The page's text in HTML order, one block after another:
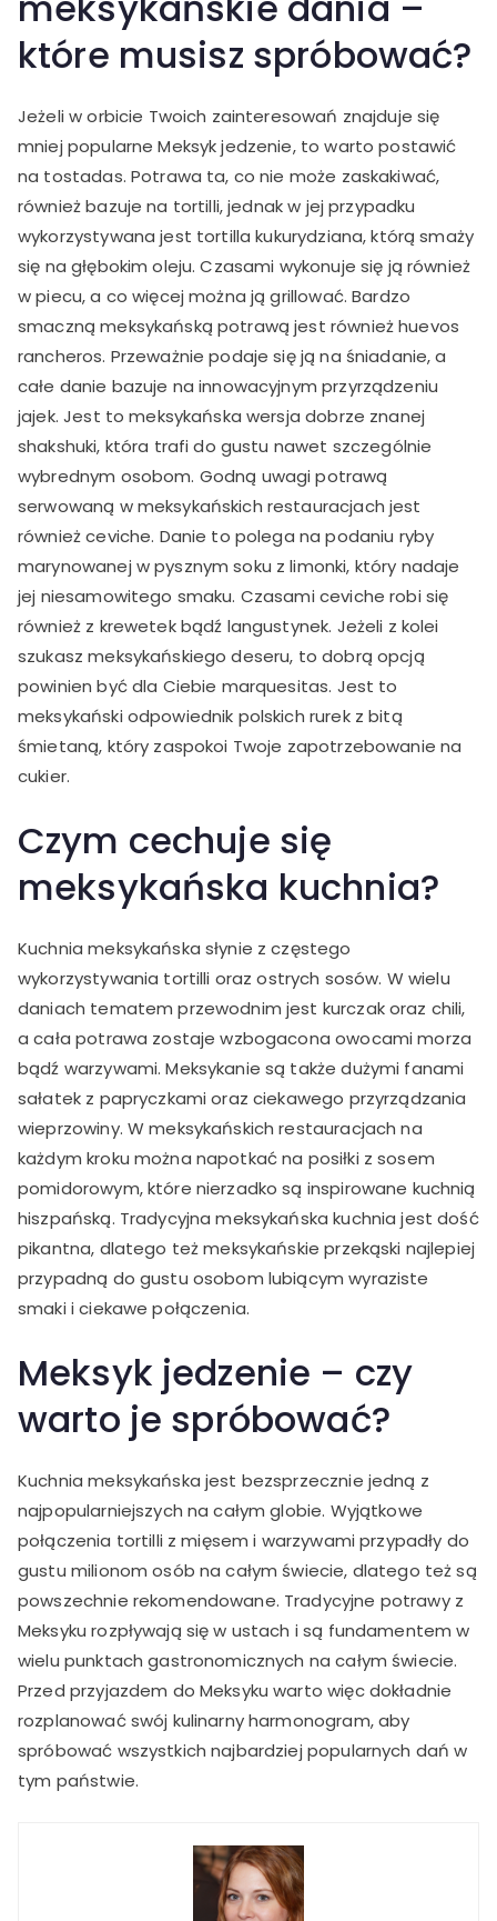
które musisz spróbować?
Jeżeli w orbicie Twoich zainteresowań znajduje się
mniej popularne Meksyk jedzenie, to warto postawić
na tostadas. Potrawa ta, co nie może zaskakiwać,
również bazuje na tortilli, jednak w jej przypadku
wykorzystywana jest tortilla kukurydziana, którą smaży
się na głębokim oleju. Czasami wykonuje się ją również
w piecu, a co więcej można ją grillować. Bardzo
smaczną meksykańską potrawą jest również huevos
rancheros. Przeważnie podaje się ją na śniadanie, a
całe danie bazuje na innowacyjnym przyrządzeniu
jajek. Jest to meksykańska wersja dobrze znanej
shakshuki, która trafi do gustu nawet szczególnie
wybrednym osobom. Godną uwagi potrawą
serwowaną w meksykańskich restauracjach jest
również ceviche. Danie to polega na podaniu ryby
marynowanej w pysznym soku z limonki, który nadaje
jej niesamowitego smaku. Czasami ceviche robi się
również z krewetek bądź langustynek. Jeżeli z kolei
szukasz meksykańskiego deseru, to dobrą opcją
powinien być dla Ciebie marquesitas. Jest to
meksykański odpowiednik polskich rurek z bitą
śmietaną, który zaspokoi Twoje zapotrzebowanie na
cukier.
Czym cechuje się
meksykańska kuchnia?
Kuchnia meksykańska słynie z częstego
wykorzystywania tortilli oraz ostrych sosów. W wielu
daniach tematem przewodnim jest kurczak oraz chili,
a cała potrawa zostaje wzbogacona owocami morza
bądź warzywami. Meksykanie są także dużymi fanami
sałatek z papryczkami oraz ciekawego przyrządzania
wieprzowiny. W meksykańskich restauracjach na
każdym kroku można napotkać na posiłki z sosem
pomidorowym, które nierzadko są inspirowane kuchnią
hiszpańską. Tradycyjna meksykańska kuchnia jest dość
pikantna, dlatego też meksykańskie przekąski najlepiej
przypadną do gustu osobom lubiącym wyraziste
smaki i ciekawe połączenia.
Meksyk jedzenie – czy
warto je spróbować?
Kuchnia meksykańska jest bezsprzecznie jedną z
najpopularniejszych na całym globie. Wyjątkowe
połączenia tortilli z mięsem i warzywami przypadły do
gustu milionom osób na całym świecie, dlatego też są
powszechnie rekomendowane. Tradycyjne potrawy z
Meksyku rozpływają się w ustach i są fundamentem w
wielu punktach gastronomicznych na całym świecie.
Przed przyjazdem do Meksyku warto więc dokładnie
rozplanować swój kulinarny harmonogram, aby
spróbować wszystkich najbardziej popularnych dań w
tym państwie.